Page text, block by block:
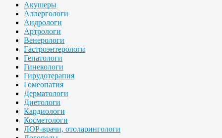
Акушеры
Аллергологи
Андрологи
Артрологи
Венерологи
Гастроэнтерологи
Гепатологи
Гинекологи
Гирудотерапия
Гомеопатия
Дерматологи
Диетологи
Кардиологи
Косметологи
ЛОР-врачи, отоларингологи